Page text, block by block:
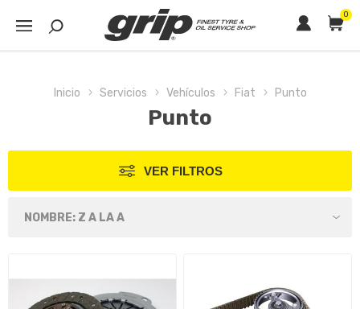
0
Inicio Servicios Vehículos Fiat Punto
Punto
VER FILTROS